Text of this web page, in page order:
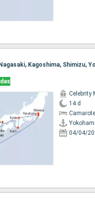
Kagoshima, Shimizu,
Celebrity
14 d
04/04/